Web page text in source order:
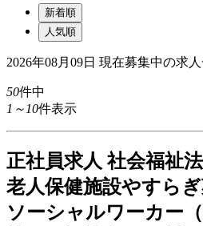
新着順
人気順
2026年08月09日 現在募集中の求
50件中
1～10件表示
正社員求人 社会福祉
老人保健施設やすら
ソーシャルワーカー